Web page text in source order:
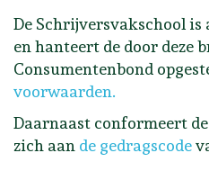
De Schrijversvakschool is
en hanteert de door deze
Consumentenbond
voorwaarden.
Daarnaast conformeert
zich aan de gedragscode